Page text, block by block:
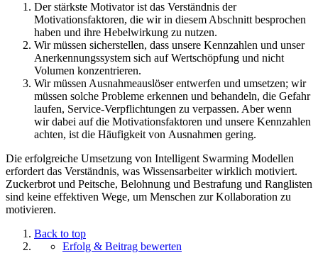
Der stärkste Motivator ist das Verständnis der
Motivationsfaktoren, die wir in diesem Abschnitt besprochen
haben und ihre Hebelwirkung zu nutzen.
Wir müssen sicherstellen, dass unsere Kennzahlen und unser
Anerkennungssystem sich auf Wertschöpfung und nicht
Volumen konzentrieren.
Wir müssen Ausnahmeauslöser entwerfen und umsetzen; wir
müssen solche Probleme erkennen und behandeln, die Gefahr
laufen, Service-Verpflichtungen zu verpassen. Aber wenn
wir dabei auf die Motivationsfaktoren und unsere Kennzahlen
achten, ist die Häufigkeit von Ausnahmen gering.
Die erfolgreiche Umsetzung von Intelligent Swarming Modellen
erfordert das Verständnis, was Wissensarbeiter wirklich motiviert.
Zuckerbrot und Peitsche, Belohnung und Bestrafung und Ranglisten
sind keine effektiven Wege, um Menschen zur Kollaboration zu
motivieren.
Back to top
Erfolg & Beitrag bewerten